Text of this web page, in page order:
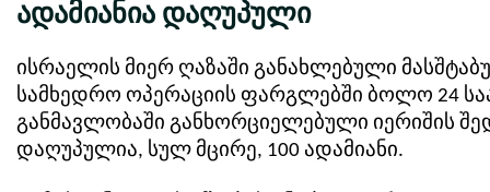
ადამიანია დაღუპული
ისრაელის მიერ ღაზაში განახლებული
სამხედრო ოპერაციის ფარგლებში ბოლო 24
განმავლობაში განხორციელებული იერიშის
დაღუპულია, სულ მცირე, 100 ადამიანი.